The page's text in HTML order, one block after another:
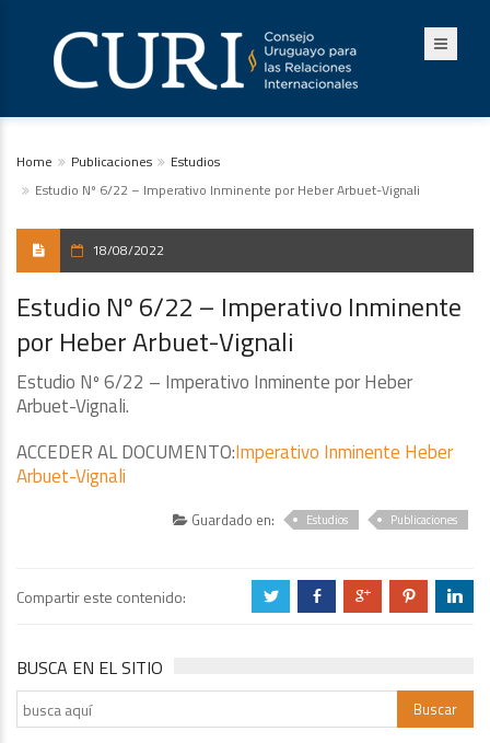
Home Publicaciones
Estudios
Estudio Nº 6/22 – Imperativo Inminente por Heber Arbuet-Vignali
18/08/2022
Estudio Nº 6/22 – Imperativo Inminente
por Heber Arbuet-Vignali
Estudio Nº 6/22 – Imperativo Inminente por Heber
Arbuet-Vignali.
ACCEDER AL DOCUMENTO:Imperativo Inminente Heber
Arbuet-Vignali
Guardado en: Estudios Publicaciones
Compartir este contenido: a b c d j
BUSCA EN EL SITIO